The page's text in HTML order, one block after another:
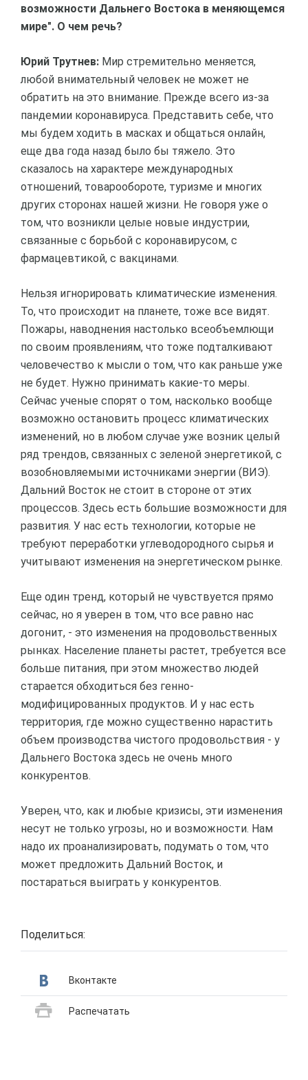
возможности Дальнего Востока в меняющемся
мире". О чем речь?
Юрий Трутнев: Мир стремительно меняется,
любой внимательный человек не может не
обратить на это внимание. Прежде всего из-за
пандемии коронавируса. Представить себе, что
мы будем ходить в масках и общаться онлайн,
еще два года назад было бы тяжело. Это
сказалось на характере международных
отношений, товарообороте, туризме и многих
других сторонах нашей жизни. Не говоря уже о
том, что возникли целые новые индустрии,
связанные с борьбой с коронавирусом, с
фармацевтикой, с вакцинами.
Нельзя игнорировать климатические изменения.
То, что происходит на планете, тоже все видят.
Пожары, наводнения настолько всеобъемлющи
по своим проявлениям, что тоже подталкивают
человечество к мысли о том, что как раньше уже
не будет. Нужно принимать какие-то меры.
Сейчас ученые спорят о том, насколько вообще
возможно остановить процесс климатических
изменений, но в любом случае уже возник целый
ряд трендов, связанных с зеленой энергетикой, с
возобновляемыми источниками энергии (ВИЭ).
Дальний Восток не стоит в стороне от этих
процессов. Здесь есть большие возможности для
развития. У нас есть технологии, которые не
требуют переработки углеводородного сырья и
учитывают изменения на энергетическом рынке.
Еще один тренд, который не чувствуется прямо
сейчас, но я уверен в том, что все равно нас
догонит, - это изменения на продовольственных
рынках. Население планеты растет, требуется все
больше питания, при этом множество людей
старается обходиться без генно-
модифицированных продуктов. И у нас есть
территория, где можно существенно нарастить
объем производства чистого продовольствия - у
Дальнего Востока здесь не очень много
конкурентов.
Уверен, что, как и любые кризисы, эти изменения
несут не только угрозы, но и возможности. Нам
надо их проанализировать, подумать о том, что
может предложить Дальний Восток, и
постараться выиграть у конкурентов.
Поделиться:
Вконтакте
Распечатать